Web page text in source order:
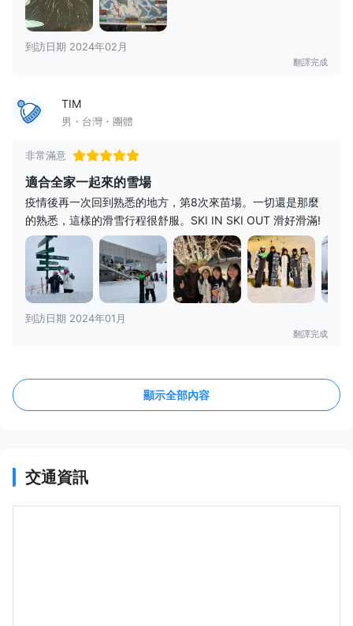
到訪日期 2024年02月
翻譯完成
TIM
男・台灣・團體
非常滿意
適合全家一起來的雪場
疫情後再一次回到熟悉的地方，第8次來苗場。一切還是那麼
的熟悉，這樣的滑雪行程很舒服。SKI IN SKI OUT 滑好滑滿!
到訪日期 2024年01月
翻譯完成
顯示全部內容
交通資訊